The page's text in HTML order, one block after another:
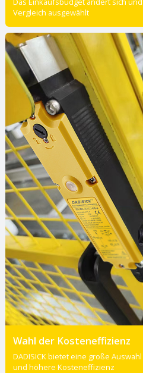
Vergleich ausgewählt
Wahl der Kosteneffizienz
DADISICK bietet eine große
und höhere Kosteneffizienz